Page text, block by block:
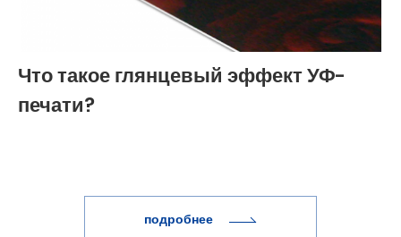
Что такое глянцевый эффект УФ-
печати?
подробнее